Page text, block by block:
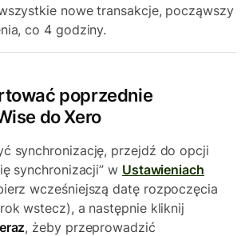
nowe transakcje, począwszy
co 4 godziny.
poprzednie
do Xero
synchronizację, przejdź do opcji
synchronizacji” w Ustawieniach
wcześniejszą datę rozpoczęcia
wstecz), a następnie kliknij
, żeby przeprowadzić